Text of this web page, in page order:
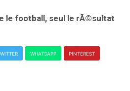
le football, seul le rÃ©sultat
WHATSAPP PINTEREST